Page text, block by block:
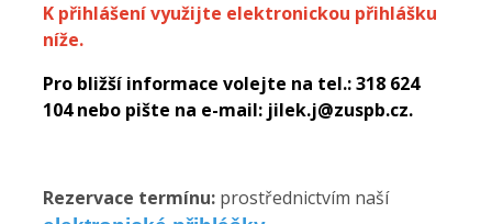
K přihlášení využijte elektronickou přihlášku
níže.
Pro bližší informace volejte na tel.: 318 624
104 nebo pište na e-mail: jilek.j@zuspb.cz.
Rezervace termínu: prostřednictvím naší